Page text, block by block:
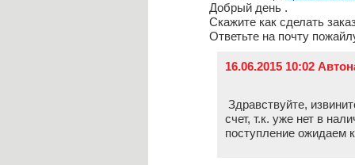
Добрый день .
Скажите как сделать
Ответьте на почту
16.06.2015 10:02
Здравствуйте,
счет, т.к. уже нет в
поступление ожидаем